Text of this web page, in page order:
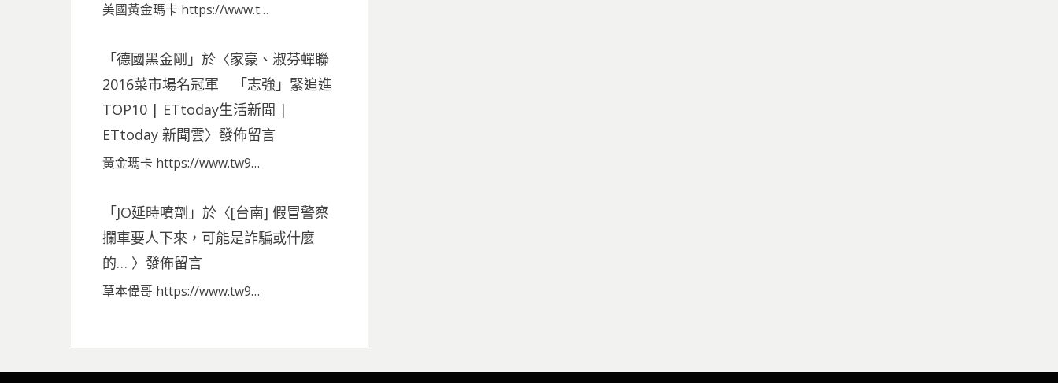
美國黃金瑪卡 https://www.t…
「德國黑金剛 」於〈家豪、淑芬蟬聯
2016菜市場名冠軍 「志強」緊追進
TOP10 | ETtoday生活新聞 |
ETtoday 新聞雲〉發佈留言
黃金瑪卡 https://www.tw9…
「JO延時噴劑 」於〈[台南] 假冒警察
攔車要人下來，可能是詐騙或什麼
的… 〉發佈留言
草本偉哥 https://www.tw9…